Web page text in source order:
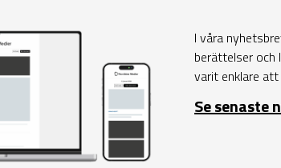
I våra
berättelser och
varit enklare
Se senaste